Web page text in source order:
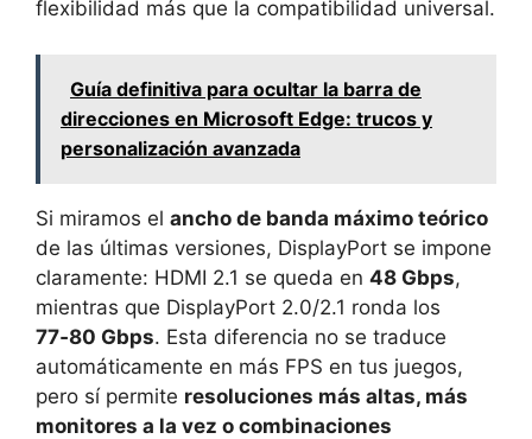
flexibilidad más que la compatibilidad universal.
Guía definitiva para ocultar la barra de
direcciones en Microsoft Edge: trucos y
personalización avanzada
Si miramos el ancho de banda máximo teórico
de las últimas versiones, DisplayPort se impone
claramente: HDMI 2.1 se queda en 48 Gbps,
mientras que DisplayPort 2.0/2.1 ronda los
77‑80 Gbps. Esta diferencia no se traduce
automáticamente en más FPS en tus juegos,
pero sí permite resoluciones más altas, más
monitores a la vez o combinaciones